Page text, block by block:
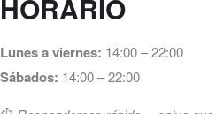
HORARIO
Lunes a viernes: 14:00 – 22:00
Sábados: 14:00 – 22:00